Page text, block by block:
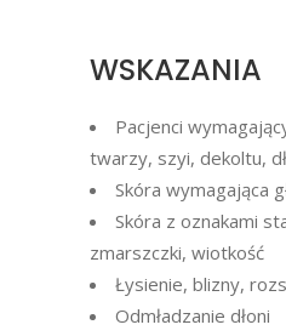
WSKAZANIA
Pacjenci
twarzy, szyi, dekoltu,
Skóra wymagająca
Skóra z oznakami
zmarszczki, wiotkość
Łysienie, blizny,
Odmładzanie dłoni